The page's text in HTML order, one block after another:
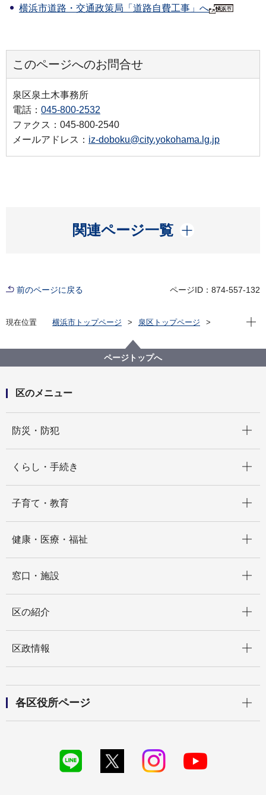
横浜市道路・交通政策局「道路自費工事」へ
このページへのお問合せ
泉区泉土木事務所
電話： 045-800-2532
ファクス：045-800-2540
メールアドレス： iz-doboku@city.yokohama.lg.jp
関連ページ一覧
開く
前のページに戻る ページID：874-557-132
現在位置 横浜市トップページ
泉区トップページ
現在
ページトップへ
区のメニュー
防災・防犯
くらし・手続き
子育て・教育
健康・医療・福祉
窓口・施設
区の紹介
区政情報
各区役所ページ